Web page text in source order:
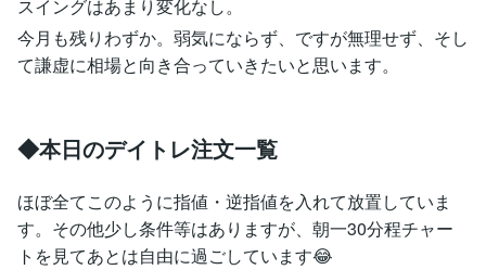
スイングはあまり変化なし。
今月も残りわずか。弱気にならず、ですが無理せず、そし
て謙虚に相場と向き合っていきたいと思います。
◆本日のデイトレ注文一覧
ほぼ全てこのように指値・逆指値を入れて放置していま
す。その他少し条件等はありますが、朝一30分程チャー
トを見てあとは自由に過ごしています😂